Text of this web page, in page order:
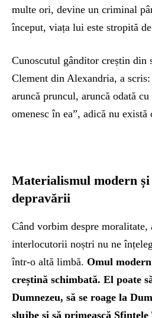
multe ori, devine un criminal
început, viața lui este stropită
Cunoscutul gânditor creștin din
Clement din Alexandria, a
aruncă pruncul, aruncă odată
omenesc în ea”, adică nu există
Materialismul modern și
depravării
Când vorbim despre moralitate,
interlocutorii noștri nu ne
într-o altă limbă. Omul
creștină schimbată. El poate
Dumnezeu, să se roage la
slujbe și să primească